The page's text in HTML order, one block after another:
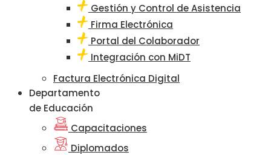
Gestión y Control de Asistencia
Firma Electrónica
Portal del Colaborador
Integración con MiDT
Factura Electrónica Digital
Departamento
de Educación
Capacitaciones
Diplomados